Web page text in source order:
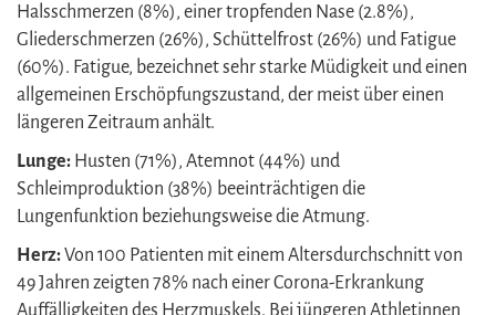
Halsschmerzen (8%), einer tropfenden Nase (2.8%),
Gliederschmerzen (26%), Schüttelfrost (26%) und Fatigue
(60%). Fatigue, bezeichnet sehr starke Müdigkeit und einen
allgemeinen Erschöpfungszustand, der meist über einen
längeren Zeitraum anhält.
Lunge: Husten (71%), Atemnot (44%) und
Schleimproduktion (38%) beeinträchtigen die
Lungenfunktion beziehungsweise die Atmung.
Herz:Von 100 Patienten mit einem Altersdurchschnitt von
49 Jahren zeigten 78% nach einer Corona-Erkrankung
Auffälligkeiten des Herzmuskels. Bei jüngeren Athletinnen